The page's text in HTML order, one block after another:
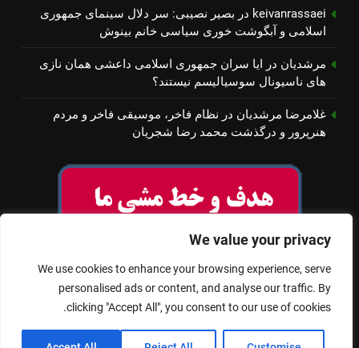
We value your privacy
We use cookies to enhance your browsing experience, serve
personalised ads or content, and analyse our traffic. By
clicking "Accept All", you consent to our use of cookies.
keivanrassaei در بصیر نصیبی: سر دلال سینمای جمهوری
اسلامی و آبگوشت خوری سیاسی خانم بینوش
مرشدیان در ایا سران جمهوری اسلامی داعشی همان نازی
های ناسیونال سوسیالیسم نیستند؟
غلامرضا مرشدیان در نظام فاخر، موسیقی فاخر و مردم
هنرپرور و درگذشت محمد رضا شجریان